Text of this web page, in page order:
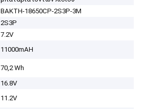
BAKTH-18650CP-2S3P-3M
2S3P
7.2V
11000mAH
70,2 Wh
16.8V
11.2V